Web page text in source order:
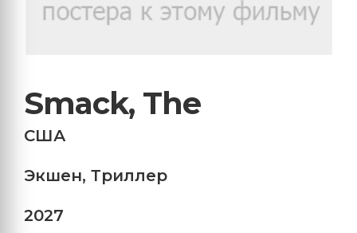
Smack, The
США
Экшен, Триллер
2027